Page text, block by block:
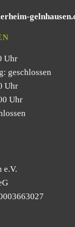
Uhr
geschlossen
Uhr
Uhr
e.V.